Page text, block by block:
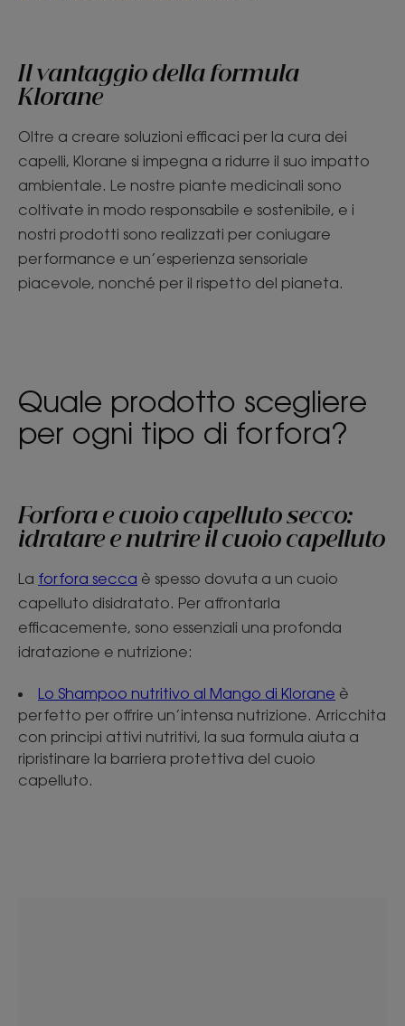
Il vantaggio della formula
Klorane
Oltre a creare soluzioni efficaci per la cura dei
capelli, Klorane si impegna a ridurre il suo impatto
ambientale. Le nostre piante medicinali sono
coltivate in modo responsabile e sostenibile, e i
nostri prodotti sono realizzati per coniugare
performance e un’esperienza sensoriale
piacevole, nonché per il rispetto del pianeta.
Quale prodotto scegliere
per ogni tipo di forfora?
Forfora e cuoio capelluto secco:
idratare e nutrire il cuoio capelluto
La forfora secca è spesso dovuta a un cuoio
capelluto disidratato. Per affrontarla
efficacemente, sono essenziali una profonda
idratazione e nutrizione:
Lo Shampoo nutritivo al Mango di Klorane è
perfetto per offrire un’intensa nutrizione. Arricchita
con principi attivi nutritivi, la sua formula aiuta a
ripristinare la barriera protettiva del cuoio
capelluto.